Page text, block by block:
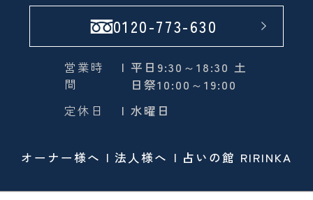
0120-773-630
営業時
間
| 平日9:30～18:30 土
日祭10:00～19:00
定休日
| 水曜日
オーナー様へ 法人様へ 占いの館 RIRINKA